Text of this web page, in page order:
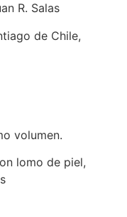
R. Salas
de Chile,
volumen.
lomo de piel,